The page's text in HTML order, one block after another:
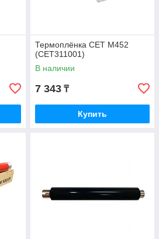
Термоплёнка CET M452
(CET311001)
В наличии
7 343 ₸
Купить